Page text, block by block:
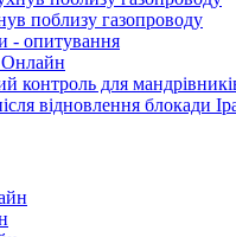
поблизу газопроводу
- опитування
Онлайн
контроль для мандрівників
відновлення блокади